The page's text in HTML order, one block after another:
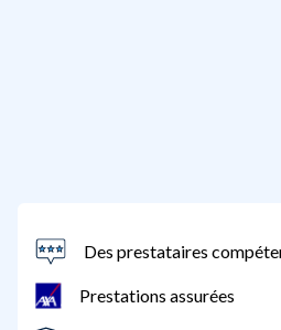
Des prestataires
Prestations assurées